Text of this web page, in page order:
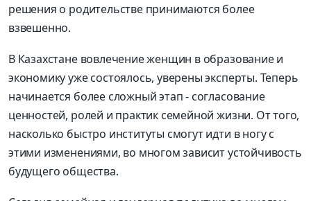
решения о родительстве принимаются более
взвешенно.
В Казахстане вовлечение женщин в образование и
экономику уже состоялось, уверены эксперты. Теперь
начинается более сложный этап - согласование
ценностей, ролей и практик семейной жизни. От того,
насколько быстро институты смогут идти в ногу с
этими изменениями, во многом зависит устойчивость
будущего общества.